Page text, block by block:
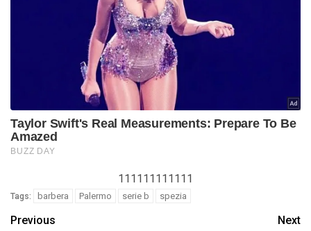
111111111111
Tags: barbera Palermo serie b spezia
Previous
Next